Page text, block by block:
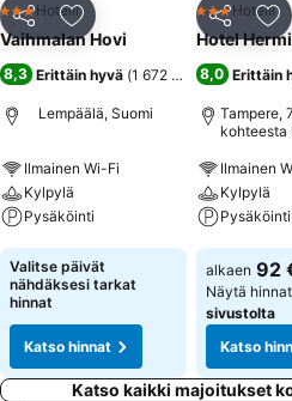
Jaa Lisää suosikkeihin
3 Tähtiluokitus
Hotelli
Vaihmalan Hovi
8,3 Erittäin hyvä (1 672 arviota)
Lempäälä, Suomi
Ilmainen Wi-Fi
Kylpylä
Pysäköinti
Katso hinnat
Valitse päivät
nähdäksesi tarkat
hinnat
Katso hinnat
Jaa
3 Tähtiluokitus
Hotelli
Hotel
8,0 Erittäin
Tampere,
kohteesta
Ilmainen
Kylpylä
Pysäköinti
Katso
alkaen 92
Näytä hinnat
sivustolta
Katso
Katso kaikki majoitukset